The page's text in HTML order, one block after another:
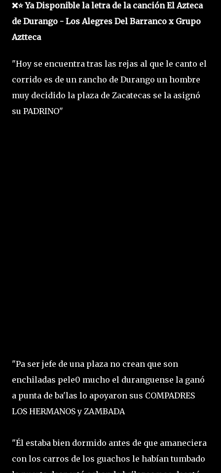
❌⭐ Ya Disponible la letra de la canción El Azteca
de Durango - Los Alegres Del Barranco x Grupo
Aztteca
"Hoy se encuentra tras las rejas al que le canto el
corrido es de un rancho de Durango un hombre
muy decidido la plaza de Zacatecas se la asignó
su PADRINO"
"Pa ser jefe de una plaza no crean que son
enchiladas pele0 mucho el duranguense la ganó
a punta de ba'las lo apoyaron sus COMPADRES
LOS HERMANOS y ZAMBADA
"Él estaba bien dormido antes de que amaneciera
con los carros de los guachos le habían tumbado